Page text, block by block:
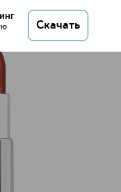
Скачать
губная